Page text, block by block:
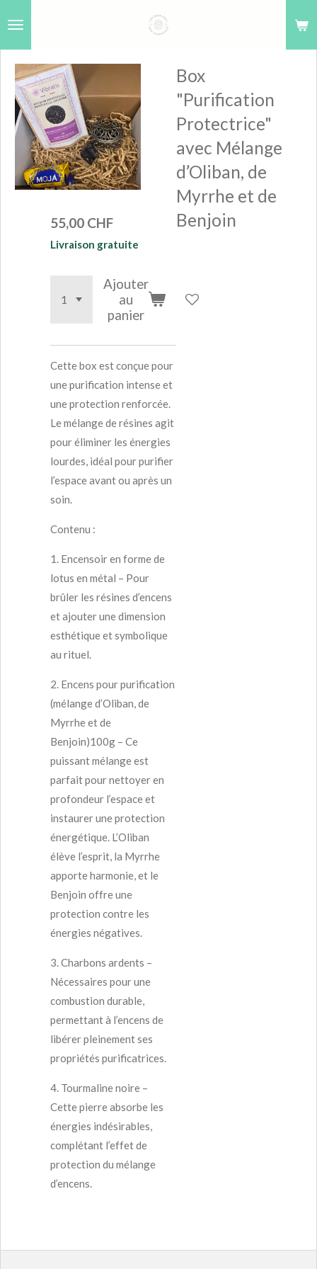
principal
Box
"Purification
Protectrice"
avec Mélange
d’Oliban, de
Myrrhe et de
Benjoin
55,00 CHF
Livraison gratuite
Ajouter
au
panier
Cette box est conçue pour
une purification intense et
une protection renforcée.
Le mélange de résines agit
pour éliminer les énergies
lourdes, idéal pour purifier
l’espace avant ou après un
soin.
Contenu :
1. Encensoir en forme de
lotus en métal – Pour
brûler les résines d’encens
et ajouter une dimension
esthétique et symbolique
au rituel.
2. Encens pour purification
(mélange d’Oliban, de
Myrrhe et de
Benjoin)100g – Ce
puissant mélange est
parfait pour nettoyer en
profondeur l’espace et
instaurer une protection
énergétique. L’Oliban
élève l’esprit, la Myrrhe
apporte harmonie, et le
Benjoin offre une
protection contre les
énergies négatives.
3.Charbons ardents –
Nécessaires pour une
combustion durable,
permettant à l’encens de
libérer pleinement ses
propriétés purificatrices.
4. Tourmaline noire –
Cette pierre absorbe les
énergies indésirables,
complétant l’effet de
protection du mélange
d’encens.